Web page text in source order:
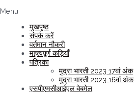
Menu
मुखपृष्ठ
संपर्क करें
वर्तमान नौकरी
महत्वपूर्ण कड़ियाँ
पत्रिका
मुद्रा भारती 2023 17वां अंक
मुद्रा भारती 2023 16वां अंक
एसपीएमसीआईएल वेबमेल